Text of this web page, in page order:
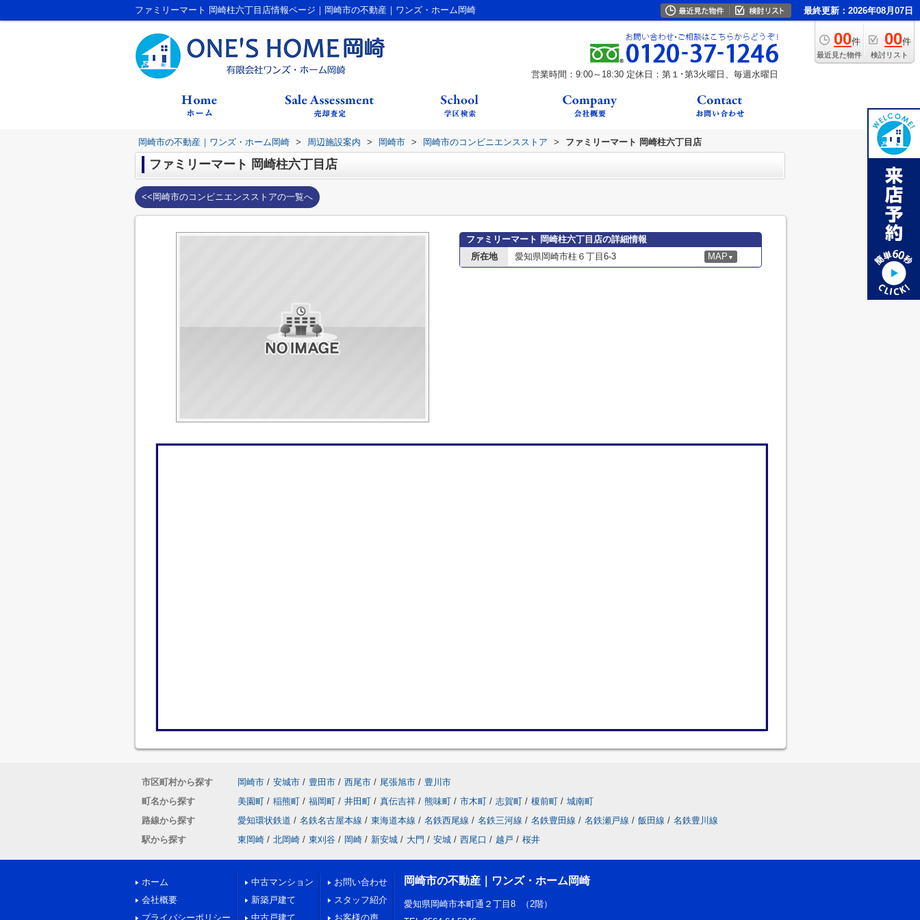
ファミリーマート 岡崎柱六丁目店情報ページ｜岡崎市の不動産｜ワンズ・ホーム岡崎 最終更新：2026年08月07日
00件
最近見た物件
00件
検討リスト
営業時間：9:00～18:30 定休日：第１･第3火曜日、毎週水曜日
岡崎市の不動産｜ワンズ・ホーム岡崎 > 周辺施設案内 > 岡崎市 > 岡崎市のコンビニエンスストア > ファミリーマート 岡崎柱六丁目店
ファミリーマート 岡崎柱六丁目店
<<岡崎市のコンビニエンスストアの一覧へ
ファミリーマート 岡崎柱六丁目店の詳細情報
所在地
愛知県岡崎市柱６丁目6-3 MAP ▼
市区町村から探す 岡崎市 / 安城市 / 豊田市 / 西尾市 / 尾張旭市 / 豊川市
町名から探す
美園町 / 稲熊町 / 福岡町 / 井田町 / 真伝吉祥 / 熊味町 / 市木町 / 志賀町 / 榎前町 / 城南町
路線から探す
愛知環状鉄道 / 名鉄名古屋本線 / 東海道本線 / 名鉄西尾線 / 名鉄三河線 / 名鉄豊田線 / 名鉄瀬戸線 / 飯田線 / 名鉄豊川線
駅から探す
東岡崎 / 北岡崎 / 東刈谷 / 岡崎 / 新安城 / 大門 / 安城 / 西尾口 / 越戸 / 桜井
ホーム
会社概要
プライバシーポリシー
中古マンション
新築戸建て
中古戸建て
お問い合わせ
スタッフ紹介
お客様の声
岡崎市の不動産｜ワンズ・ホーム岡崎
愛知県岡崎市本町通２丁目8 （2階）